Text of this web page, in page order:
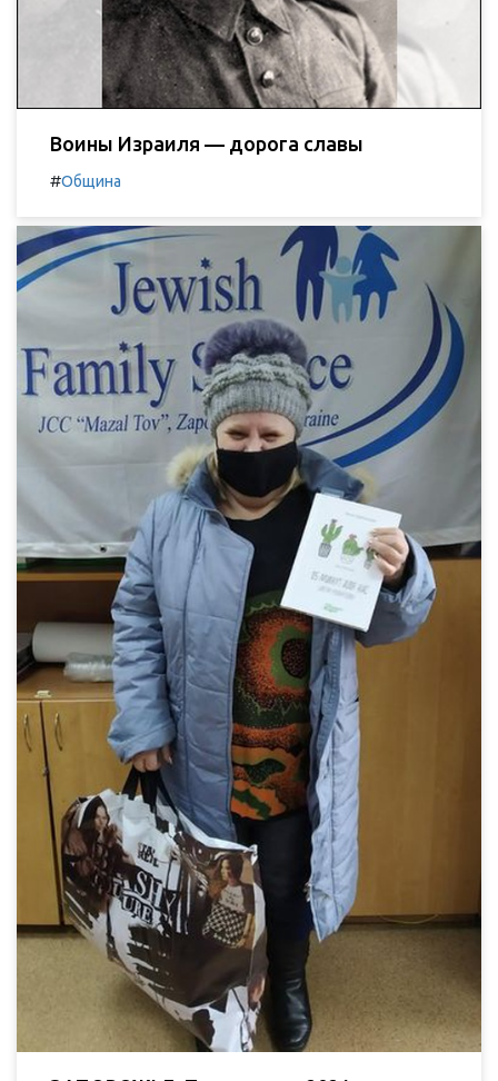
Воины Израиля — дорога славы
#Община